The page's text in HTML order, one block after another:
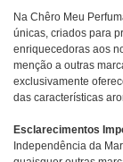
Na Chêro Meu
únicas, criados para
enriquecedoras aos
menção a outras
exclusivamente
das características
Esclarecimentos
Independência da